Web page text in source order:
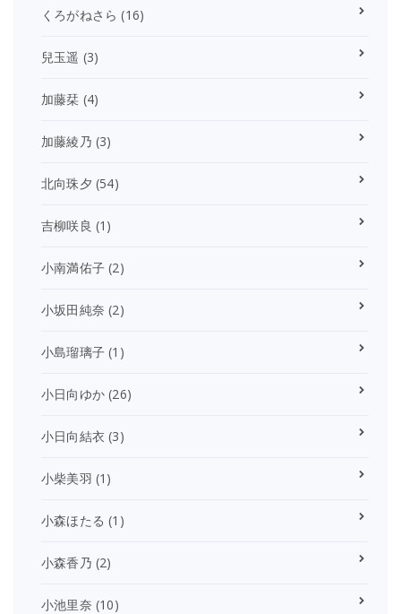
くろがねさら (16)
兒玉遥 (3)
加藤栞 (4)
加藤綾乃 (3)
北向珠夕 (54)
吉柳咲良 (1)
小南満佑子 (2)
小坂田純奈 (2)
小島瑠璃子 (1)
小日向ゆか (26)
小日向結衣 (3)
小柴美羽 (1)
小森ほたる (1)
小森香乃 (2)
小池里奈 (10)